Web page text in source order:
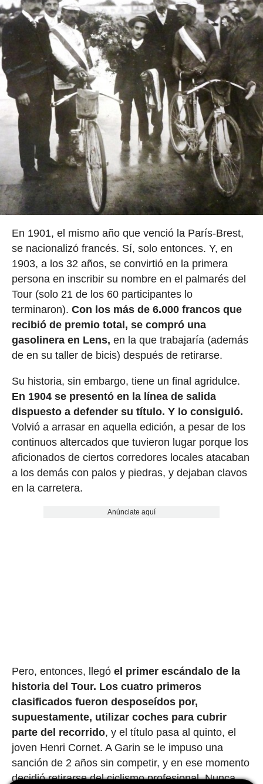
En 1901, el mismo año que venció la París-Brest,
se nacionalizó francés. Sí, solo entonces. Y, en
1903, a los 32 años, se convirtió en la primera
persona en inscribir su nombre en el palmarés del
Tour (solo 21 de los 60 participantes lo
terminaron). Con los más de 6.000 francos que
recibió de premio total, se compró una
gasolinera en Lens, en la que trabajaría (además
de en su taller de bicis) después de retirarse.
Su historia, sin embargo, tiene un final agridulce.
En 1904 se presentó en la línea de salida
dispuesto a defender su título. Y lo consiguió.
Volvió a arrasar en aquella edición, a pesar de los
continuos altercados que tuvieron lugar porque los
aficionados de ciertos corredores locales atacaban
a los demás con palos y piedras, y dejaban clavos
en la carretera.
Anúnciate aquí
Pero, entonces, llegó el primer escándalo de la
historia del Tour. Los cuatro primeros
clasificados fueron desposeídos por,
supuestamente, utilizar coches para cubrir
parte del recorrido, y el título pasa al quinto, el
joven Henri Cornet. A Garin se le impuso una
sanción de 2 años sin competir, y en ese momento
decidió retirarse del ciclismo profesional. Nunca